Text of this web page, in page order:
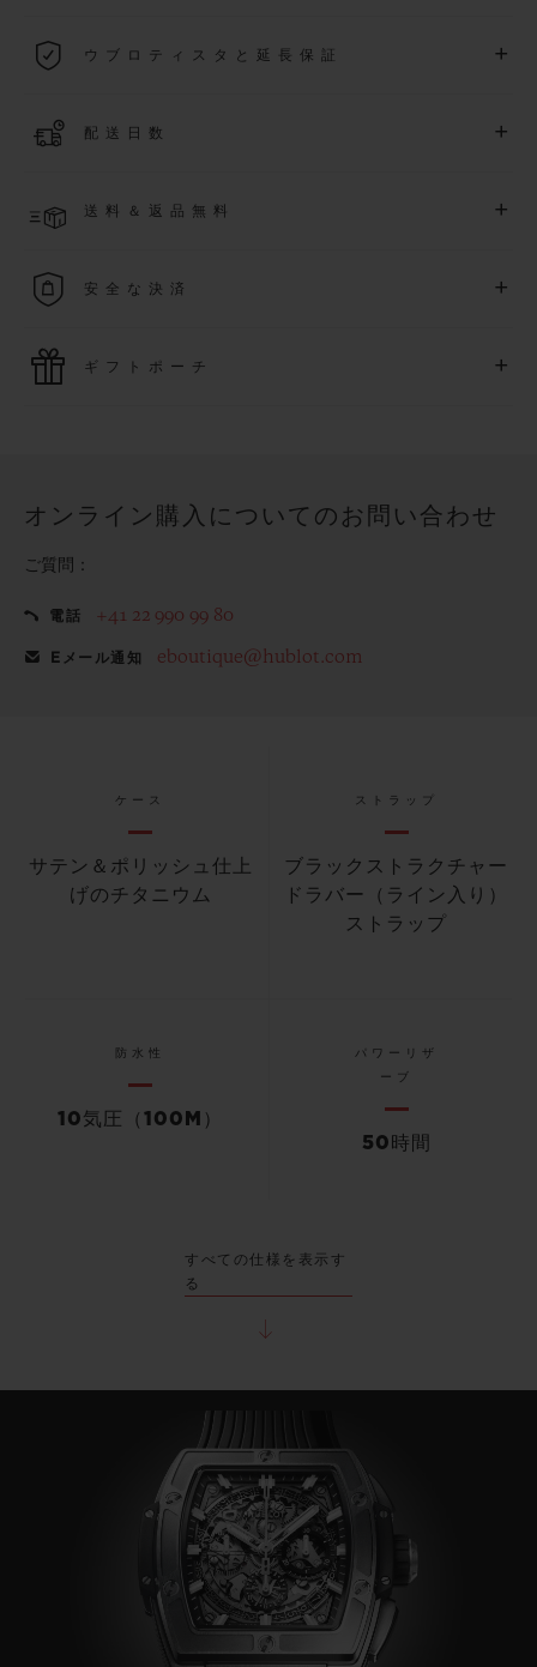
際保証が適用されます。
ウブロティスタと延長保証 +
月1 日以降に購入された時計を対象に、保証を
詳細を表示する
配送日数 +
より異なる場合がございます
送料＆返品無料 +
す
安全な決済 +
ご購入は迅速で安全に処理され、お客様の個人情報は確実に
ギフトポーチ +
オンライン購入についてのお問い合わせ
ご質問：
電話 +41 22 990 99 80
Eメール通知 eboutique@hublot.com
ケース
サテン＆ポリッシュ仕上
げのチタニウム
ストラップ
ブラックストラクチャー
ドラバー（ライン入り）
ストラップ
防水性
10気圧（100M）
パワーリザ
ーブ
50時間
すべての仕様を表示す
る